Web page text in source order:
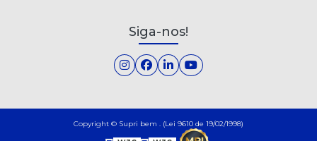
Siga-nos!
Copyright © Supri bem . (Lei 9610 de 19/02/1998)